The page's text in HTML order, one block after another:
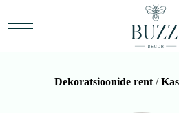
Dekoratsioonide rent/